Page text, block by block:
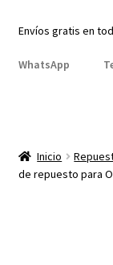
Envíos gratis en
WhatsApp
Inicio
de repuesto para